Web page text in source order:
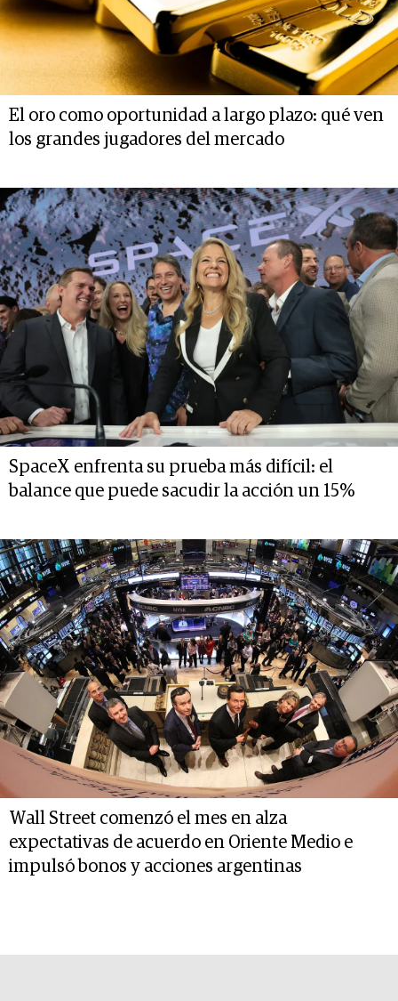
El oro como oportunidad a largo plazo: qué ven
los grandes jugadores del mercado
SpaceX enfrenta su prueba más difícil: el
balance que puede sacudir la acción un 15%
Wall Street comenzó el mes en alza
expectativas de acuerdo en Oriente Medio e
impulsó bonos y acciones argentinas